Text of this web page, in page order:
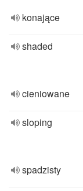
konające
shaded
cieniowane
sloping
spadzisty